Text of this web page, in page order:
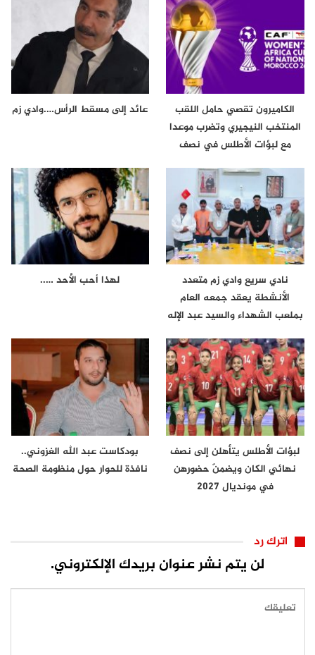
الكاميرون تقصي حامل اللقب
المنتخب النيجيري وتضرب موعدا
مع لبؤات الأطلس في نصف
عائد إلى مسقط الرأس….وادي زم
نادي سريع وادي زم متعدد
الأنشطة يعقد جمعه العام
بملعب الشهداء والسيد عبد الإله
لهذا أحب الأحد …..
لبؤات الأطلس يتأهلن إلى نصف
نهائي الكان ويضمنّ حضورهن
في مونديال 2027
بودكاست عبد الله الغزوني..
نافذة للحوار حول منظومة الصحة
اترك رد
لن يتم نشر عنوان بريدك الإلكتروني.